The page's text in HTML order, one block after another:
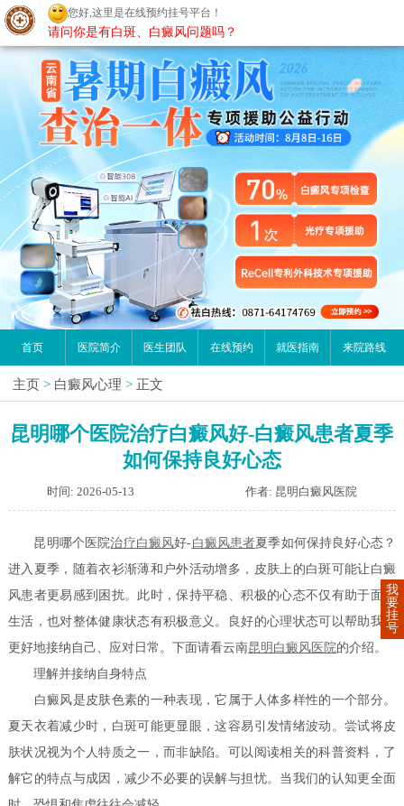
昆明白癜风医院
首页 医院简介 医生团队 在线预约 就医指南 来院路线
主页 > 白癜风心理 > 正文
昆明哪个医院治疗白癜风好-白癜风患者夏季
如何保持良好心态
时间: 2026-05-13 作者: 昆明白癜风医院
昆明哪个医院治疗白癜风好-白癜风患者夏季如何保持良好心态？
进入夏季，随着衣衫渐薄和户外活动增多，皮肤上的白斑可能让白癜
风患者更易感到困扰。此时，保持平稳、积极的心态不仅有助于面对
生活，也对整体健康状态有积极意义。良好的心理状态可以帮助我们
更好地接纳自己、应对日常。下面请看云南昆明白癜风医院的介绍。
理解并接纳自身特点
白癜风是皮肤色素的一种表现，它属于人体多样性的一个部分。
夏天衣着减少时，白斑可能更显眼，这容易引发情绪波动。尝试将皮
肤状况视为个人特质之一，而非缺陷。可以阅读相关的科普资料，了
解它的特点与成因，减少不必要的误解与担忧。当我们的认知更全面
我
要
挂
号
请问你是有白斑、白癜风问题吗？